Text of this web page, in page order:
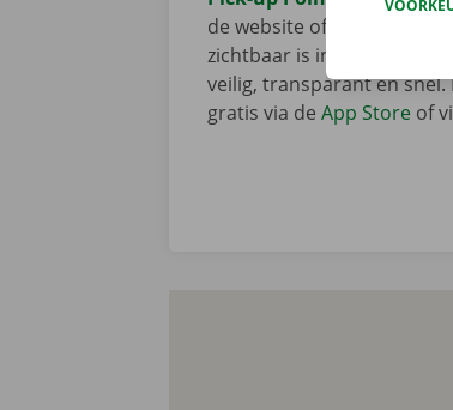
de website of via de app
zichtbaar is in de
veilig, transparant en
gratis via deApp Store of